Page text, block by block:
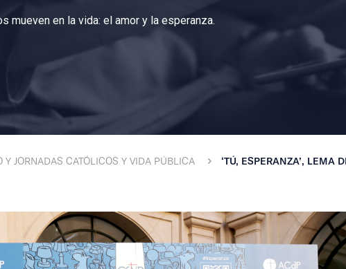
mueven en la vida: el amor y la esperanza.
Y JORNADAS CATÓLICOS Y VIDA PÚBLICA ‘TÚ, ESPERANZA’, LEMA